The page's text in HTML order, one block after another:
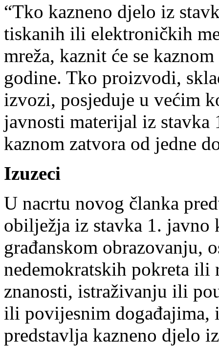
“Tko kazneno djelo iz
tiskanih ili elektroničkih
mreža, kaznit će se
godine. Tko proizvodi,
izvozi, posjeduje u većim
javnosti materijal iz stavka
kaznom zatvora od jedne
Izuzeci
U nacrtu novog članka
obilježja iz stavka 1. javno
građanskom obrazovanju,
nedemokratskih pokreta
znanosti, istraživanju ili
ili povijesnim događajima,
predstavlja kazneno djelo